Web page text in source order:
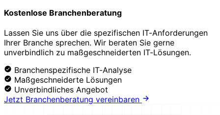
Kostenlose Branchenberatung
Lassen Sie uns über die spezifischen IT-Anforderungen
Ihrer Branche sprechen. Wir beraten Sie gerne
unverbindlich zu maßgeschneiderten IT-Lösungen.
Branchenspezifische IT-Analyse
Maßgeschneiderte Lösungen
Unverbindliches Angebot
Jetzt Branchenberatung vereinbaren